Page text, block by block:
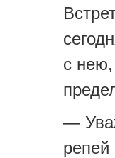
с
—
репей